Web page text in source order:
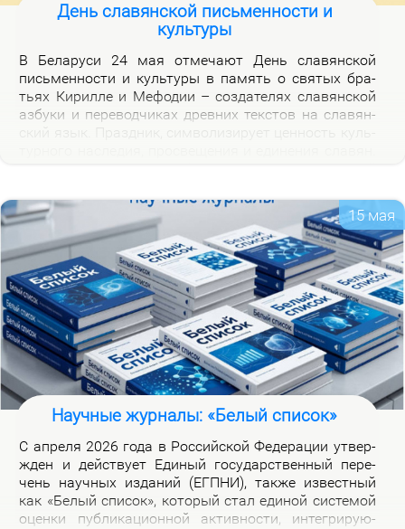
День славянской письменности и
культуры
В Бе­ла­ру­си 24 мая от­ме­ча­ют День сла­вян­ской
пись­мен­но­сти и куль­ту­ры в па­мять о свя­тых бра­
тьях Ки­рил­ле и Ме­фо­дии – со­зда­те­лях сла­вян­ской
аз­бу­ки и пе­ре­вод­чи­ках древ­них тек­стов на сла­вян­
ской на­род­но­сти.
15 мая
Научные журналы: «Белый список»
С ап­ре­ля 2026 го­да в Рос­сий­ской Фе­де­ра­ции утвер­
жден и дей­ству­ет Еди­ный го­судар­ствен­ный пе­ре­
чень на­уч­ных из­да­ний (ЕГПНИ), так­же из­вест­ный
как «Бе­лый спи­сок», ко­то­рый стал еди­ной си­сте­мой
оцен­ки пуб­ли­ка­ци­он­ной ак­тив­но­сти, ин­те­гри­ру­ю­